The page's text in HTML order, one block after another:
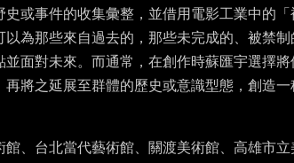
或事件的收集彙整，並借用電影工業中的
為那些來自過去的，那些未完成的、被禁
面對未來。而通常，在創作時蘇匯宇選擇
將之延展至群體的歷史或意識型態，創造
、台北當代藝術館、關渡美術館、高雄市